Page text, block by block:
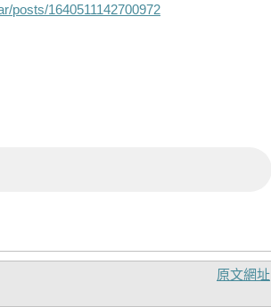
posts/1640511142700972
原文網址